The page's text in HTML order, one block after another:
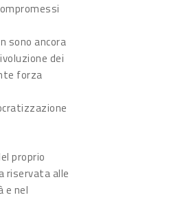
sono ancora
dei
forza
proprio
riservata alle
e nel